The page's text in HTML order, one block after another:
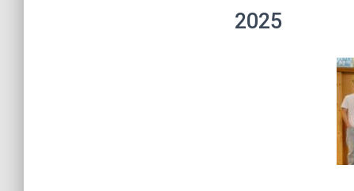
2025